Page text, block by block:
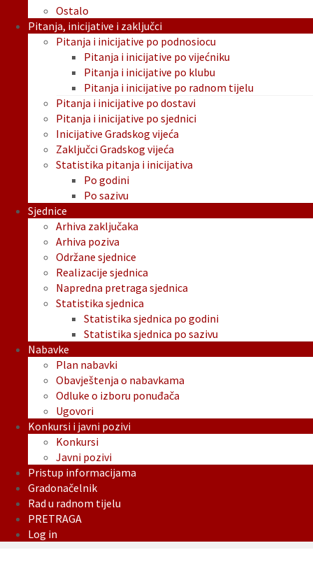
Ostalo
Pitanja, inicijative i zaključci
Pitanja i inicijative po podnosiocu
Pitanja i inicijative po vijećniku
Pitanja i inicijative po klubu
Pitanja i inicijative po radnom tijelu
Pitanja i inicijative po dostavi
Pitanja i inicijative po sjednici
Inicijative Gradskog vijeća
Zaključci Gradskog vijeća
Statistika pitanja i inicijativa
Po godini
Po sazivu
Sjednice
Arhiva zaključaka
Arhiva poziva
Održane sjednice
Realizacije sjednica
Napredna pretraga sjednica
Statistika sjednica
Statistika sjednica po godini
Statistika sjednica po sazivu
Nabavke
Plan nabavki
Obavještenja o nabavkama
Odluke o izboru ponuđača
Ugovori
Konkursi i javni pozivi
Konkursi
Javni pozivi
Pristup informacijama
Gradonačelnik
Rad u radnom tijelu
PRETRAGA
Log in